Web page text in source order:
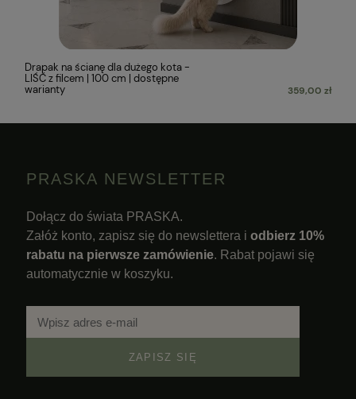
Drapak na ścianę dla dużego kota -
LIŚĆ z filcem | 100 cm | dostępne
warianty
359,00 zł
PRASKA NEWSLETTER
Dołącz do świata PRASKA.
Załóż konto, zapisz się do newslettera i odbierz 10%
rabatu na pierwsze zamówienie. Rabat pojawi się
automatycznie w koszyku.
ZAPISZ SIĘ